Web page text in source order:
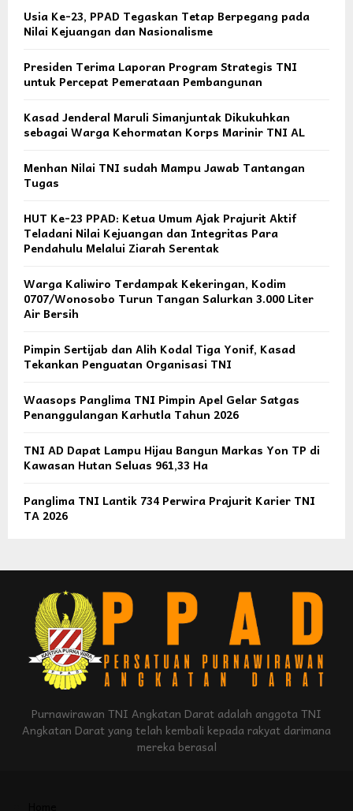
Usia Ke-23, PPAD Tegaskan Tetap Berpegang pada
Nilai Kejuangan dan Nasionalisme
Presiden Terima Laporan Program Strategis TNI
untuk Percepat Pemerataan Pembangunan
Kasad Jenderal Maruli Simanjuntak Dikukuhkan
sebagai Warga Kehormatan Korps Marinir TNI AL
Menhan Nilai TNI sudah Mampu Jawab Tantangan
Tugas
HUT Ke-23 PPAD: Ketua Umum Ajak Prajurit Aktif
Teladani Nilai Kejuangan dan Integritas Para
Pendahulu Melalui Ziarah Serentak
Warga Kaliwiro Terdampak Kekeringan, Kodim
0707/Wonosobo Turun Tangan Salurkan 3.000 Liter
Air Bersih
Pimpin Sertijab dan Alih Kodal Tiga Yonif, Kasad
Tekankan Penguatan Organisasi TNI
Waasops Panglima TNI Pimpin Apel Gelar Satgas
Penanggulangan Karhutla Tahun 2026
TNI AD Dapat Lampu Hijau Bangun Markas Yon TP di
Kawasan Hutan Seluas 961,33 Ha
Panglima TNI Lantik 734 Perwira Prajurit Karier TNI
TA 2026
Purnawirawan TNI Angkatan Darat adalah anggota TNI
Angkatan Darat yang telah kembali kepada rakyat darimana
mereka berasal